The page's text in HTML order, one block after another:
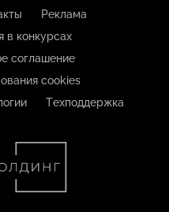
Реклама
в конкурсах
соглашение
cookies
Техподдержка